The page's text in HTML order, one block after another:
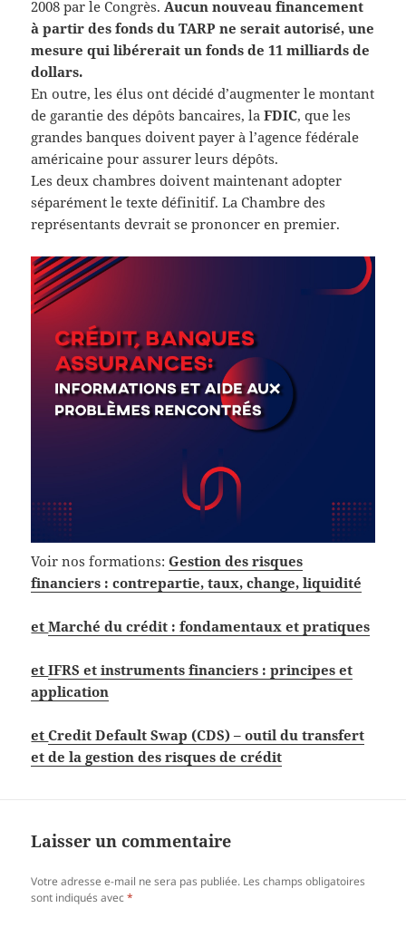
2008 par le Congrès.Aucun nouveau financement
à partir des fonds du TARP ne serait autorisé, une
mesure qui libérerait un fonds de 11 milliards de
dollars.
En outre, les élus ont décidé d’augmenter le montant
de garantie des dépôts bancaires, laFDIC, que les
grandes banques doivent payer à l’agence fédérale
américaine pour assurer leurs dépôts.
Les deux chambres doivent maintenant adopter
séparément le texte définitif. La Chambre des
représentants devrait se prononcer en premier.
Voir nos formations:Gestion des risques
financiers : contrepartie, taux, change, liquidité
etMarché du crédit : fondamentaux et pratiques
etIFRS et instruments financiers : principes et
application
etCredit Default Swap (CDS) – outil du transfert
et de la gestion des risques de crédit
Laisser un commentaire
Votre adresse e-mail ne sera pas publiée. Les champs obligatoires
sont indiqués avec*